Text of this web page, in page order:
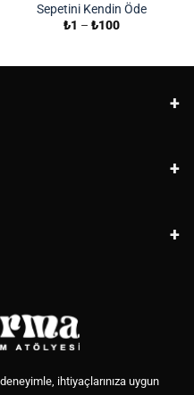
Sepetini Kendin Öde
₺1 – ₺100Fiyat
₺100
ihtiyaçlarınıza uygun